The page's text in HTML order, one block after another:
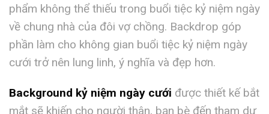
phẩm không thể thiếu trong buổi tiệc kỷ niệm ngày
về chung nhà của đôi vợ chồng. Backdrop góp
phần làm cho không gian buổi tiệc kỷ niệm ngày
cưới trở nên lung linh, ý nghĩa và đẹp hơn.
Background kỷ niệm ngày cưới được thiết kế bắt
mắt sẽ khiến cho người thân, bạn bè đến tham dự